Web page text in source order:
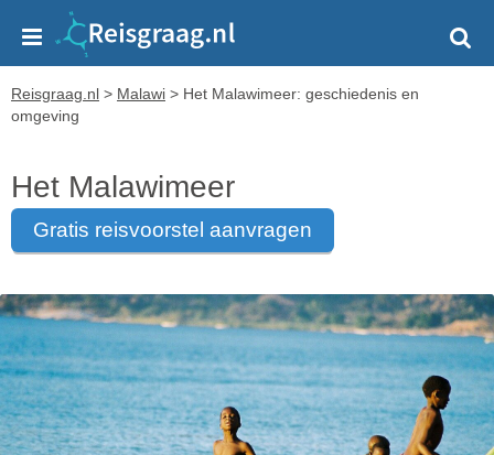
Reisgraag.nl > Malawi > Het Malawimeer: geschiedenis en
omgeving
Het Malawimeer
gratis reisvoorstel aanvragen